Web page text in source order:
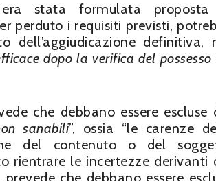
stata formulata
perduto i requisiti previsti,
definitiva,
dopo la verifica del possesso
che debbano essere escluse
sanabili”, ossia “le carenze
del contenuto o del
rientrare le incertezze derivanti
che debbano essere